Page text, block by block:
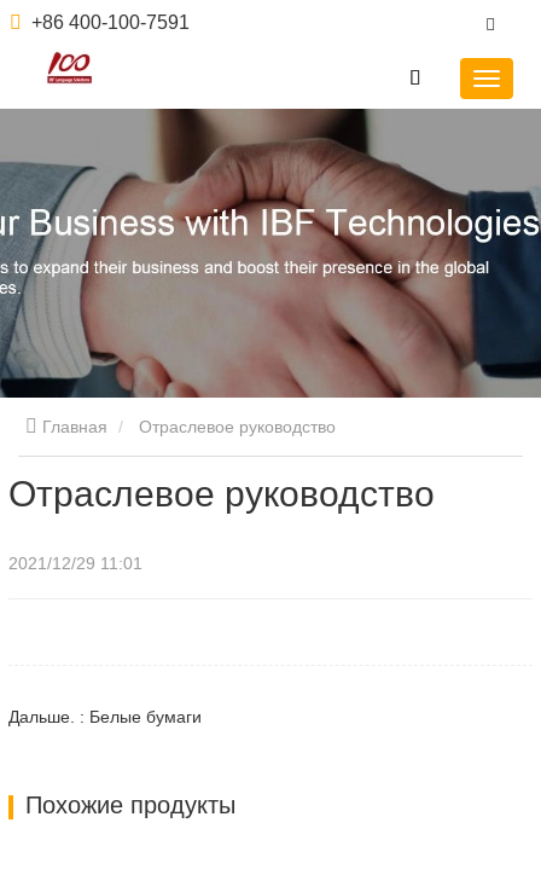
+86 400-100-7591
Главная Отраслевое руководство
Отраслевое руководство
2021/12/29 11:01
Дальше. : Белые бумаги
Похожие продукты